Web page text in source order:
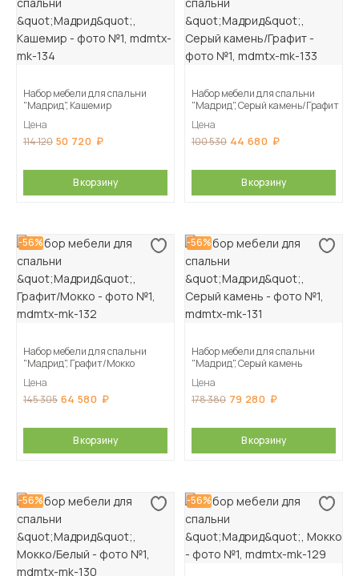
Набор мебели для спальни
"Мадрид", Кашемир
Цена
114 120 50 720
В корзину
Набор мебели для спальни
"Мадрид", Серый камень/Графит
Цена
100 530 44 680
В корзину
-56%
Набор мебели для спальни
"Мадрид", Графит/Мокко
Цена
145 305 64 580
В корзину
-56%
Набор мебели для спальни
"Мадрид", Серый камень
Цена
178 380 79 280
В корзину
-56% -56%